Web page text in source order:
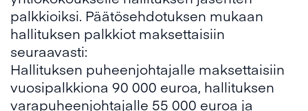
palkkioiksi. Päätösehdotuksen mukaan
hallituksen palkkiot maksettaisiin
seuraavasti:
Hallituksen puheenjohtajalle maksettaisiin
vuosipalkkiona 90 000 euroa, hallituksen
varapuheenjohtajalle 55 000 euroa ja